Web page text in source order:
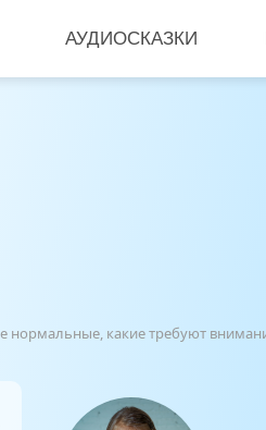
АУДИОСКАЗКИ
нормальные, какие требуют